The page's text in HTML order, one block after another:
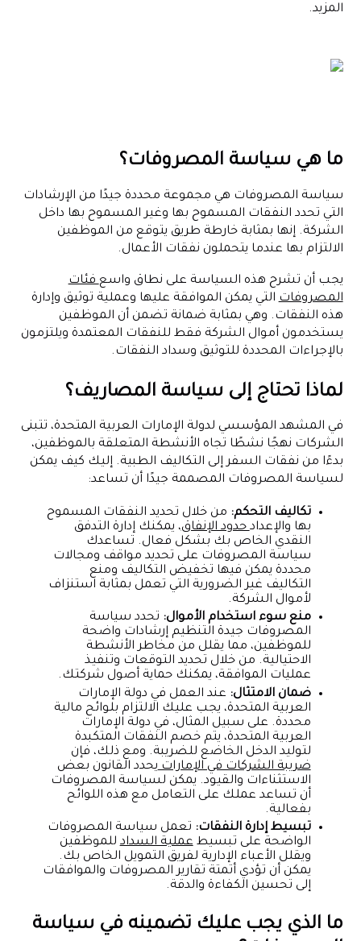
المزيد.
ما هي سياسة المصروفات؟
سياسة المصروفات هي مجموعة محددة جيدًا من الإرشادات
التي تحدد النفقات المسموح بها وغير المسموح بها داخل
الشركة. إنها بمثابة خارطة طريق يتوقع من الموظفين
الالتزام بها عندما يتحملون نفقات الأعمال.
يجب أن تشرح هذه السياسة على نطاق واسعفئات
المصروفاتالتي يمكن الموافقة عليها وعملية توثيق وإدارة
هذه النفقات. وهي بمثابة ضمانة تضمن أن الموظفين
يستخدمون أموال الشركة فقط للنفقات المعتمدة ويلتزمون
بالإجراءات المحددة للتوثيق وسداد النفقات.
لماذا تحتاج إلى سياسة المصاريف؟
في المشهد المؤسسي لدولة الإمارات العربية المتحدة، تتبنى
الشركات نهجًا نشطًا تجاه الأنشطة المتعلقة بالموظفين،
بدءًا من نفقات السفر إلى التكاليف الطبية. إليك كيف يمكن
لسياسة المصروفات المصممة جيدًا أن تساعد:
تكاليف التحكم: من خلال تحديد النفقات المسموح
بها والإعدادحدود الإنفاق، يمكنك إدارة التدفق
النقدي الخاص بك بشكل فعال. تساعدك
سياسة المصروفات على تحديد مواقف ومجالات
محددة يمكن فيها تخفيض التكاليف ومنع
التكاليف غير الضرورية التي تعمل بمثابة استنزاف
لأموال الشركة.
منع سوء استخدام الأموال: تحدد سياسة
المصروفات جيدة التنظيم إرشادات واضحة
للموظفين، مما يقلل من مخاطر الأنشطة
الاحتيالية. من خلال تحديد التوقعات وتنفيذ
عمليات الموافقة، يمكنك حماية أصول شركتك.
ضمان الامتثال: عند العمل في دولة الإمارات
العربية المتحدة، يجب عليك الالتزام بلوائح مالية
محددة. على سبيل المثال، في دولة الإمارات
العربية المتحدة، يتم خصم النفقات المتكبدة
لتوليد الدخل الخاضع للضريبة. ومع ذلك، فإن
ضريبة الشركات في الإماراتيحدد القانون بعض
الاستثناءات والقيود. يمكن لسياسة المصروفات
أن تساعد عملك على التعامل مع هذه اللوائح
بفعالية.
تبسيط إدارة النفقات: تعمل سياسة المصروفات
الواضحة على تبسيطعملية السدادللموظفين
ويقلل الأعباء الإدارية لفريق التمويل الخاص بك.
يمكن أن تؤدي أتمتة تقارير المصروفات والموافقات
إلى تحسين الكفاءة والدقة.
ما الذي يجب عليك تضمينه في سياسة